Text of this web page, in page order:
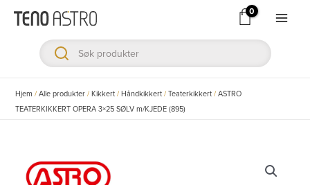
Hopp
innholdet
Hjem /Alle produkter /Kikkert /Håndkikkert /Teaterkikkert /ASTRO
TEATERKIKKERT OPERA 3×25 SØLV m/KJEDE (895)